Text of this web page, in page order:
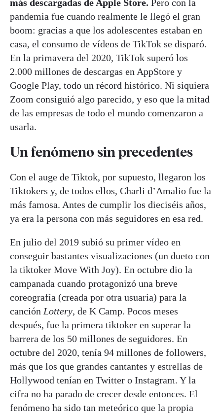
más descargadas de Apple Store. Pero con la
pandemia fue cuando realmente le llegó el gran
boom: gracias a que los adolescentes estaban en
casa, el consumo de vídeos de TikTok se disparó.
En la primavera del 2020, TikTok superó los
2.000 millones de descargas en AppStore y
Google Play, todo un récord histórico. Ni siquiera
Zoom consiguió algo parecido, y eso que la mitad
de las empresas de todo el mundo comenzaron a
usarla.
Un fenómeno sin precedentes
Con el auge de Tiktok, por supuesto, llegaron los
Tiktokers y, de todos ellos, Charli d’Amalio fue la
más famosa. Antes de cumplir los dieciséis años,
ya era la persona con más seguidores en esa red.
En julio del 2019 subió su primer vídeo en
conseguir bastantes visualizaciones (un dueto con
la tiktoker Move With Joy). En octubre dio la
campanada cuando protagonizó una breve
coreografía (creada por otra usuaria) para la
canción Lottery, de K Camp. Pocos meses
después, fue la primera tiktoker en superar la
barrera de los 50 millones de seguidores. En
octubre del 2020, tenía 94 millones de followers,
más que los que grandes cantantes y estrellas de
Hollywood tenían en Twitter o Instagram. Y la
cifra no ha parado de crecer desde entonces. El
fenómeno ha sido tan meteórico que la propia